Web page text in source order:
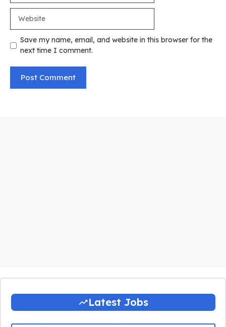
Save my name, email, and website in this browser for the
next time I comment.
Latest Jobs